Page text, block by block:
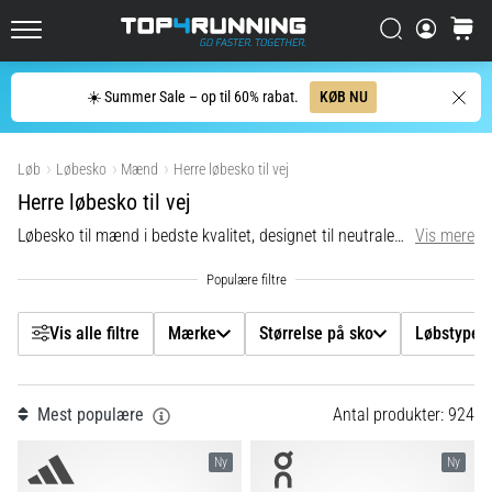
☀️ Summer Sale – op til 60% rabat. KØB NU
Søgkurv
mindst
gang
livet,
om
man
amatør
Hvad
mest…
5. 8. 2026
Løb Løbesko Mænd Herre løbesko til vej
Herre løbesko til vej
Løbesko til mænd i bedste kvalitet, designet til neutrale løbere og løbere med supination. Vis mere
Vis alle filtre Mærke Størrelse på sko Løbstype
Filtr
Størrelse på sko
Løbstype
Carbon
Mest populære Antal produkter: 924
Ny Ny